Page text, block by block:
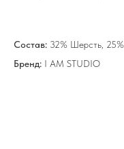
Состав: 32% Шерсть,
Бренд: I AM STUDIO
info@frwl.store